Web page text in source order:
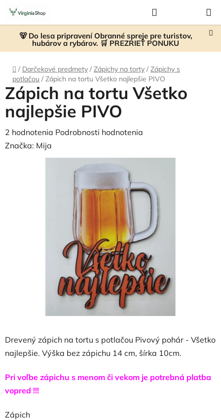
Prejsť
obsah
🐻 Do lesa pripravení Obranné spreje pre turistov,
hubárov a rybárov. 🛒 PREZRIEŤ PONUKU
KOŠÍK
Domov
/ Darčekové predmety / Zápichy na torty / Zápichy s
potlačou / Zápich na tortu Všetko najlepšie PIVO
Drevený zápich na tortu s potlačou Pivový pohár - Všetko
najlepšie. Výška bez zápichu 14 cm, šírka 10cm.
Pri voľbe zápichu s menom či vekom je potrebná platba
vopred !!!
Zápich
Zápich na tortu Všetko
najlepšie PIVO
Priemerné
hodnotenie
2 hodnotenia Podrobnosti hodnotenia
Značka: Mija